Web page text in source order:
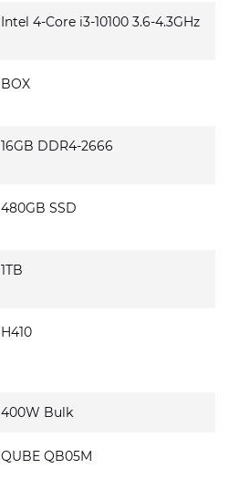
Intel 4-Core i3-10100 3.6-4.3GHz
BOX
16GB DDR4-2666
480GB SSD
1TB
H410
400W Bulk
QUBE QB05M